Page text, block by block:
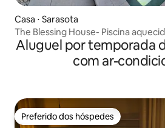
Casa ⋅ Sarasota
The Blessing House- Piscina
Aluguel por temporada
com ar-
Preferido dos hóspedes
Preferido dos hóspedes